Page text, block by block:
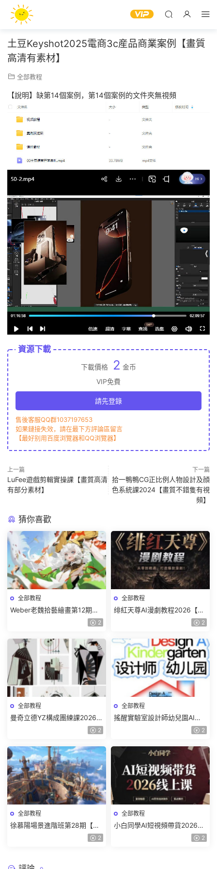
土豆Keyshot2025電商3c産品商業案例【畫質
高清有素材】
全部教程
【說明】缺第14個案例，第14個案例的文件夾無視頻
資源下載
下載價格 2 金币
VIP免費
請先登錄
售後客服QQ群1037197653
如果鏈接失效，請在最下方評論區留言
【最好别用百度浏覽器和QQ浏覽器】
上一篇
LuFee遊戲剪輯實操課【畫質高清
有部分素材】
下一篇
拾一鴨鴨CG正比例人物設計及顔
色系統課2024【畫質不錯隻有視
頻】
猜你喜歡
全部教程
Weber老魏拾藝繪畫第12期角
色特訓班【畫質不錯隻有視
2
全部教程
绯紅天尊AI漫劇教程2026【畫
2
全部教程
曼奇立德YZ構成團練課2026年
8月已結課【畫質高清有課件】
2
全部教程
搖醒實驗室設計師幼兒園AI軟
件基礎課2025【畫質不錯有素
2
全部教程
徐慕陽場景進階班第28期【畫
2
全部教程
小白同學AI短視頻帶貨2026線
2